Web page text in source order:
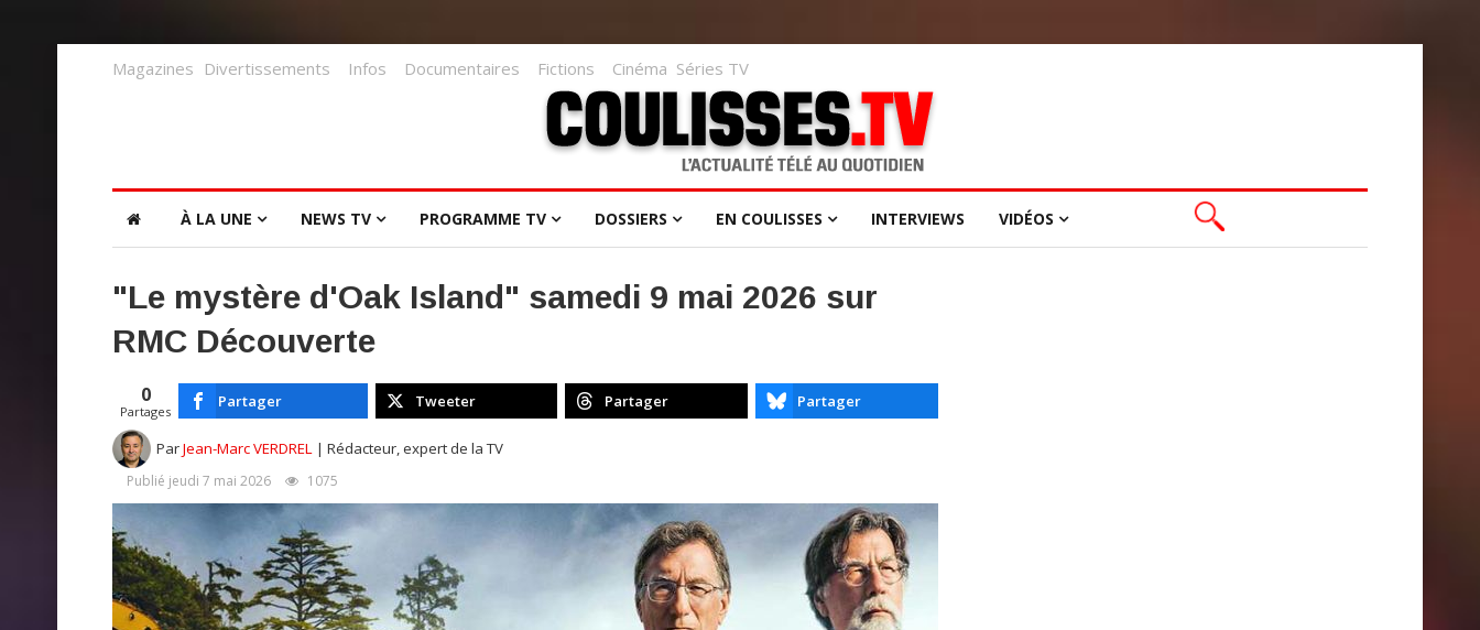
Magazines Divertissements Infos Documentaires Fictions Cinéma Séries TV
À LA UNE NEWS TV PROGRAMME TV DOSSIERS EN COULISSES INTERVIEWS VIDÉOS
"Le mystère d'Oak Island" samedi 9 mai 2026 sur
RMC Découverte
0
Partages
Partager Tweeter Partager Partager
ParJean-Marc VERDREL | Rédacteur, expert de la TV
Publié jeudi 7 mai 2026 1075